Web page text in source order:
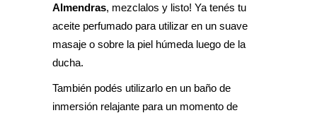
Almendras, mezclalos y listo! Ya tenés tu
aceite perfumado para utilizar en un suave
masaje o sobre la piel húmeda luego de la
ducha.
También podés utilizarlo en un baño de
inmersión relajante para un momento de